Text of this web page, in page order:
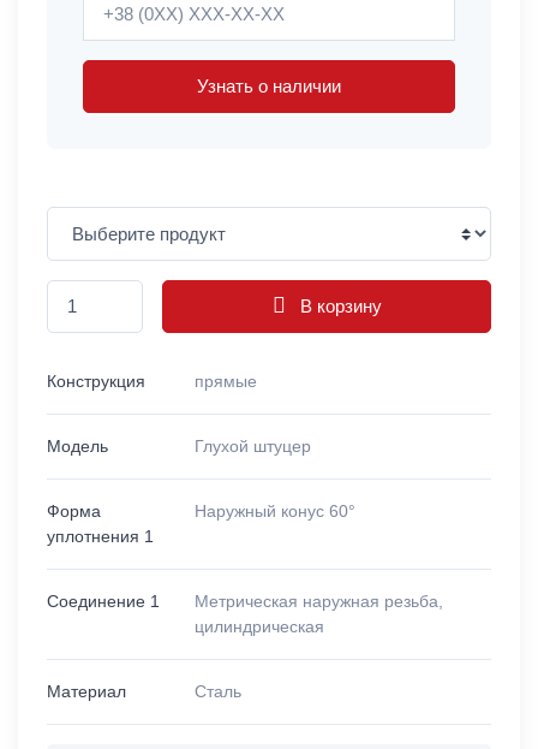
Узнать о наличии
В корзину
Конструкция прямые
Модель Глухой штуцер
Форма
уплотнения 1
Наружный конус 60°
Соединение 1
Метрическая наружная резьба,
цилиндрическая
Материал Сталь